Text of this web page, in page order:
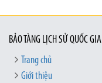
BẢO TÀNG LỊCH SỬ QUỐC GIA
Trang chủ
Giới thiệu